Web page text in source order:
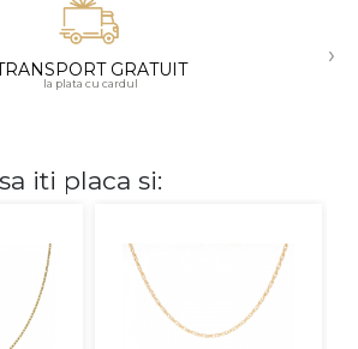
GRATUIT
la plata cu cardul
›
iti placa si: